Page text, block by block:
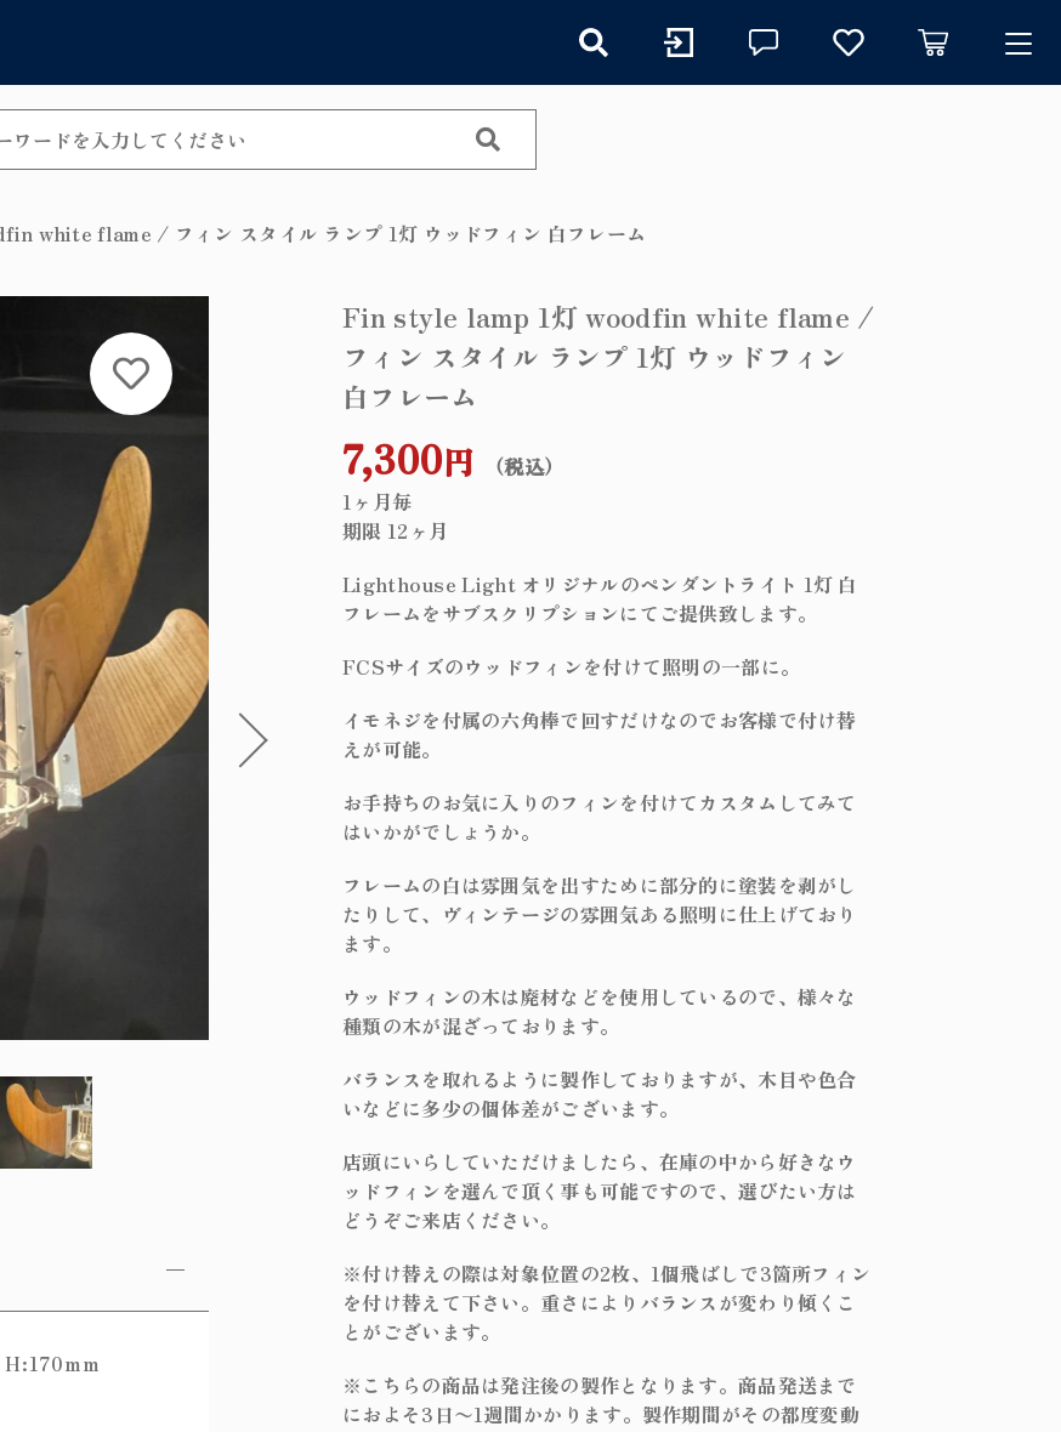
white flame / フィン スタイル ランプ 1灯 ウッドフィン 白フレーム
Fin style lamp 1灯 woodfin white flame /
フィン スタイル ランプ 1灯 ウッドフィン
白フレーム
7,300円
（税込）
1ヶ月毎
期限 12ヶ月
Lighthouse Light オリジナルのペンダントライト 1灯 白
フレームをサブスクリプションにてご提供致します。
FCSサイズのウッドフィンを付けて照明の一部に。
イモネジを付属の六角棒で回すだけなのでお客様で付け替
えが可能。
お手持ちのお気に入りのフィンを付けてカスタムしてみて
はいかがでしょうか。
フレームの白は雰囲気を出すために部分的に塗装を剥がし
たりして、ヴィンテージの雰囲気ある照明に仕上げており
ます。
ウッドフィンの木は廃材などを使用しているので、様々な
種類の木が混ざっております。
バランスを取れるように製作しておりますが、木目や色合
いなどに多少の個体差がございます。
店頭にいらしていただけましたら、在庫の中から好きなウ
ッドフィンを選んで頂く事も可能ですので、選びたい方は
どうぞご来店ください。
※付け替えの際は対象位置の2枚、1個飛ばしで3箇所フィン
を付け替えて下さい。重さによりバランスが変わり傾くこ
とがございます。
※こちらの商品は発注後の製作となります。商品発送まで
におよそ3日〜1週間かかります。製作期間がその都度変動
した
ングを続ける カートを確認する
Category
カテゴリーから探す
ペンダントライト
テーブルランプ
ウォールランプ
フロアランプ
フィンスタイル
アンティーク小物/家具
パーツ
サブスクリプション
exam
子カテゴリ
在庫あり